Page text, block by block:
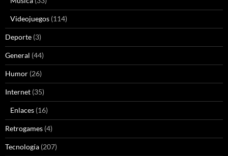
Videojuegos (114)
Deporte (3)
General (44)
Humor (26)
Internet (35)
Enlaces (16)
Retrogames (4)
Tecnología (207)